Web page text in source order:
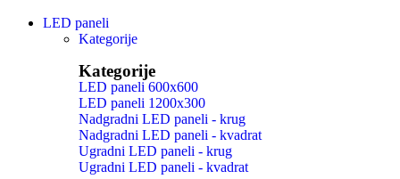
LED paneli
Kategorije
Kategorije
LED paneli 600x600
LED paneli 1200x300
Nadgradni LED paneli - krug
Nadgradni LED paneli - kvadrat
Ugradni LED paneli - krug
Ugradni LED paneli - kvadrat